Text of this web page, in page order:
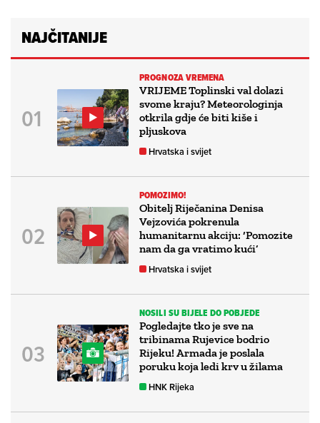
NAJČITANIJE
PROGNOZA VREMENA
VRIJEME Toplinski val dolazi
svome kraju? Meteorologinja
otkrila gdje će biti kiše i
pljuskova
Hrvatska i svijet
POMOZIMO!
Obitelj Riječanina Denisa
Vejzovića pokrenula
humanitarnu akciju: ‘Pomozite
nam da ga vratimo kući’
Hrvatska i svijet
NOSILI SU BIJELE DO POBJEDE
Pogledajte tko je sve na
tribinama Rujevice bodrio
Rijeku! Armada je poslala
poruku koja ledi krv u žilama
HNK Rijeka